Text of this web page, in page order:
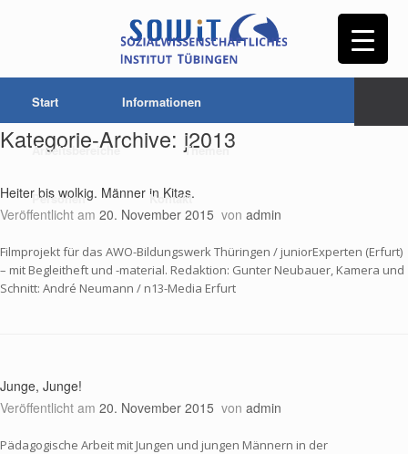
Start Informationen
Arbeitsbereiche Themen
Personen Kontakt
Kategorie-Archive: j2013
Heiter bis wolkig. Männer in Kitas.
Veröffentlicht am 20. November 2015 von admin
Filmprojekt für das AWO-Bildungswerk Thüringen / juniorExperten (Erfurt)
– mit Begleitheft und -material. Redaktion: Gunter Neubauer, Kamera und
Schnitt: André Neumann / n13-Media Erfurt
Junge, Junge!
Veröffentlicht am 20. November 2015 von admin
Pädagogische Arbeit mit Jungen und jungen Männern in der